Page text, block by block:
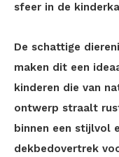
sfeer in de
De schattige
maken dit een
kinderen die van
ontwerp straalt
binnen een stijlvol
dekbedovertrek